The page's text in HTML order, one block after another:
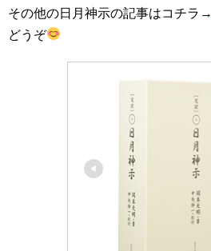
その他の日月神示の記事はコチラ→
どうぞ